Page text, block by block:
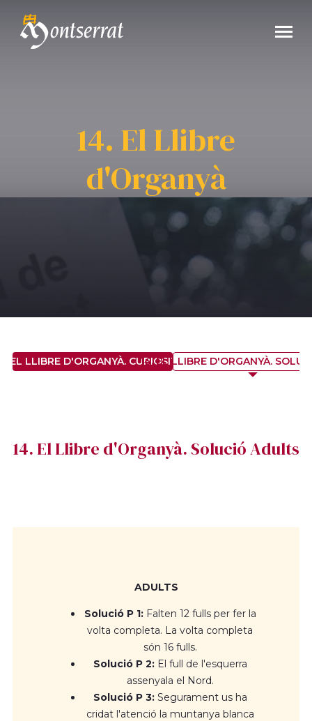
14. El Llibre
d'Organyà
EL LLIBRE D'ORGANYÀ. CURIOSITAT14. EL LLIBRE D'ORGANYÀ.
14. El Llibre d'Organyà. Solució Adults
ADULTS
Solució P 1: Falten 12 fulls per fer la
volta completa. La volta completa
són 16 fulls.
Solució P 2:El full de l'esquerra
assenyala el Nord.
Solució P 3:Segurament us ha
cridat l'atenció la muntanya blanca